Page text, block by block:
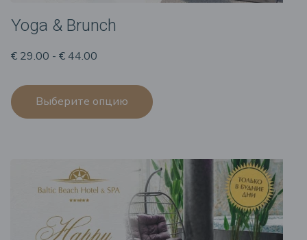
Yoga & Brunch
€ 29.00 - € 44.00
Выберите опцию